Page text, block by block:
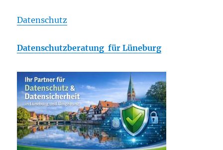
Datenschutz
Datenschutzberatung für Lüneburg